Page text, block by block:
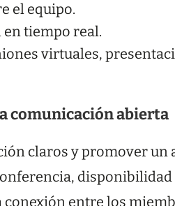
el equipo.
tiempo real.
virtuales,
comunicación abierta
claros y promover
entre los